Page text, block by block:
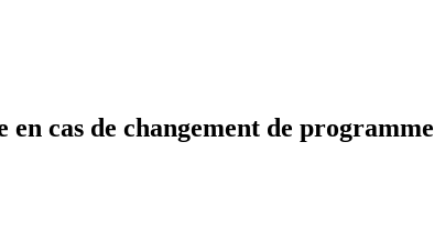
cas de changement de programme